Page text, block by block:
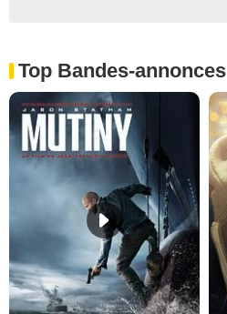
Top Bandes-annonces